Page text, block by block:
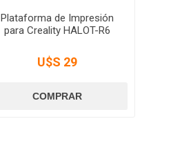
Plataforma de Impresión
para Creality HALOT-R6
U$S 29